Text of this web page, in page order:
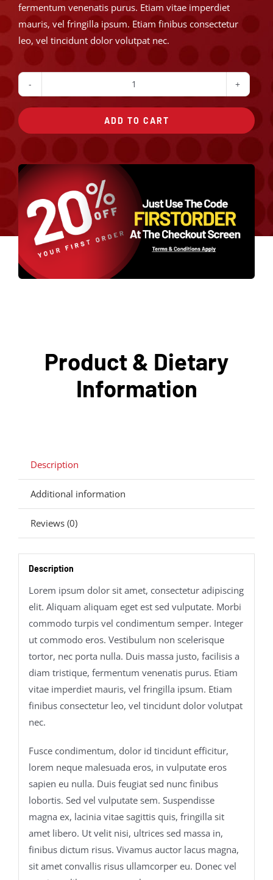
fermentum venenatis purus. Etiam vitae imperdiet
mauris, vel fringilla ipsum. Etiam finibus consectetur
leo, vel tincidunt dolor volutpat nec.
The
Donut
Burger
ADD TO CART
Product & Dietary
Information
Description
Additional information
Reviews (0)
Description
Lorem ipsum dolor sit amet, consectetur adipiscing
elit. Aliquam aliquam eget est sed vulputate. Morbi
commodo turpis vel condimentum semper. Integer
ut commodo eros. Vestibulum non scelerisque
tortor, nec porta nulla. Duis massa justo, facilisis a
diam tristique, fermentum venenatis purus. Etiam
vitae imperdiet mauris, vel fringilla ipsum. Etiam
finibus consectetur leo, vel tincidunt dolor volutpat
nec.
Fusce condimentum, dolor id tincidunt efficitur,
lorem neque malesuada eros, in vulputate eros
sapien eu nulla. Duis feugiat sed nunc finibus
lobortis. Sed vel vulputate sem. Suspendisse
magna ex, lacinia vitae sagittis quis, fringilla sit
amet libero. Ut velit nisi, ultrices sed massa in,
finibus dictum risus. Vivamus auctor lacus magna,
sit amet convallis risus ullamcorper eu. Donec vel